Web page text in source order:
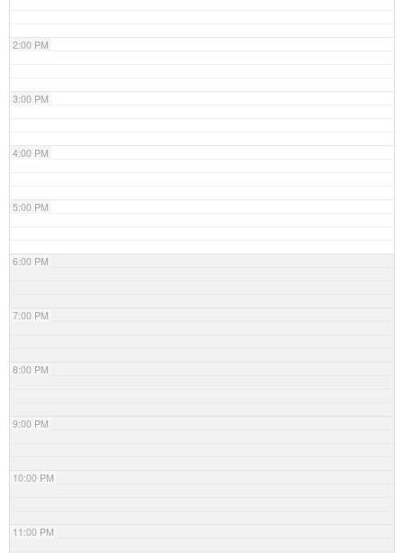
2:00 PM
3:00 PM
4:00 PM
5:00 PM
6:00 PM
7:00 PM
8:00 PM
9:00 PM
10:00 PM
11:00 PM